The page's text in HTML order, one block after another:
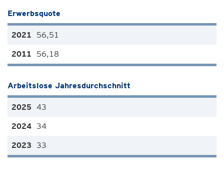
Erwerbsquote
56,51
56,18
Arbeitslose Jahresdurchschnitt
43
34
33